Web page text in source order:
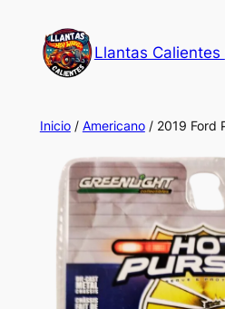
contenido
Llantas Calientes
Inicio/ Americano/ 2019 Ford